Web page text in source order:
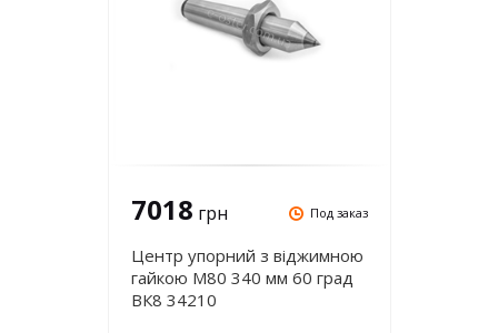
7018 грн Под заказ
Центр упорний з віджимною
гайкою М80 340 мм 60 град
ВК8 34210